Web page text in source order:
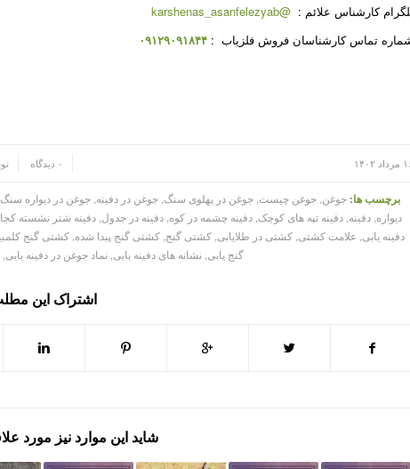
کارشناس علائم :
@karshenas_asanfelezyab
تماس کارشناسان فروش فلزیاب: ۰۹۱۲۹۰۹۱۸۴۴
۱۴۰۲ ۰ دیدگاه
برچسب ها: جوغن ,جوغن چیست ,جوغن در پهلوی سنگ ,جوغن در دفینه ,جوغن در دیواره سنگ
دیواره دفینه دفینه تپه های کوچک دفینه چشمه در کوه دفینه در جدول دفینه شتر نشسته
دفینه یابی علامت کشتی کشتی در طلایابی کشتی گنج کشتی گنج پیدا شده کشتی گنج
گنج یابی نشانه های دفینه یابی نماد جوغن در دفینه یابی
اشتراک این
شاید این موارد نیز مورد